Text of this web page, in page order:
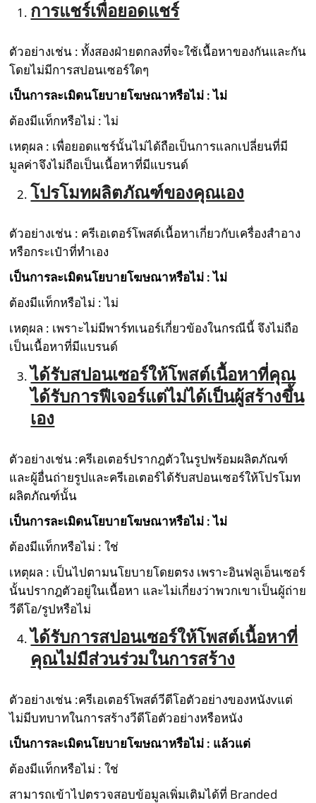
การแชร์เพื่อยอดแชร์
ตัวอย่างเช่น : ทั้งสองฝ่ายตกลงที่จะใช้เนื้อหาของกันและกัน
โดยไม่มีการสปอนเซอร์ใดๆ
เป็นการละเมิดนโยบายโฆษณาหรือไม่ : ไม่
ต้องมีแท็กหรือไม่ : ไม่
เหตุผล : เพื่อยอดแชร์นั้นไม่ได้ถือเป็นการแลกเปลี่ยนที่มี
มูลค่าจึงไม่ถือเป็นเนื้อหาที่มีแบรนด์
โปรโมทผลิตภัณฑ์ของคุณเอง
ตัวอย่างเช่น : ครีเอเตอร์โพสต์เนื้อหาเกี่ยวกับเครื่องสำอาง
หรือกระเป๋าที่ทำเอง
เป็นการละเมิดนโยบายโฆษณาหรือไม่ : ไม่
ต้องมีแท็กหรือไม่ : ไม่
เหตุผล : เพราะไม่มีพาร์ทเนอร์เกี่ยวข้องในกรณีนี้ จึงไม่ถือ
เป็นเนื้อหาที่มีแบรนด์
ได้รับสปอนเซอร์ให้โพสต์เนื้อหาที่คุณ
ได้รับการฟีเจอร์แต่ไม่ได้เป็นผู้สร้างขึ้น
เอง
ตัวอย่างเช่น :ครีเอเตอร์ปรากฎตัวในรูปพร้อมผลิตภัณฑ์
และผู้อื่นถ่ายรูปและครีเอเตอร์ได้รับสปอนเซอร์ให้โปรโมท
ผลิตภัณฑ์นั้น
เป็นการละเมิดนโยบายโฆษณาหรือไม่ : ไม่
ต้องมีแท็กหรือไม่ : ใช่
เหตุผล : เป็นไปตามนโยบายโดยตรง เพราะอินฟลูเอ็นเซอร์
นั้นปรากฎตัวอยู่ในเนื้อหา และไม่เกี่ยงว่าพวกเขาเป็นผู้ถ่าย
วีดีโอ/รูปหรือไม่
ได้รับการสปอนเซอร์ให้โพสต์เนื้อหาที่
คุณไม่มีส่วนร่วมในการสร้าง
ตัวอย่างเช่น :ครีเอเตอร์โพสต์วีดีโอตัวอย่างของหนังvแต่
ไม่มีบทบาทในการสร้างวีดีโอตัวอย่างหรือหนัง
เป็นการละเมิดนโยบายโฆษณาหรือไม่ : แล้วแต่
ต้องมีแท็กหรือไม่ : ใช่
สามารถเข้าไปตรวจสอบข้อมูลเพิ่มเติมได้ที่ Branded